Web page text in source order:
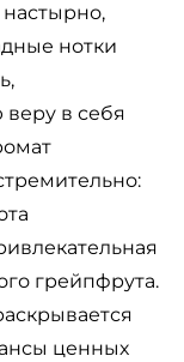
нотки
в себя
грейпфрута.
ценных